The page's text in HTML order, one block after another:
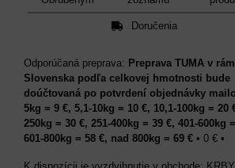
Doručenia
Preprava TUMA v
Slovenska podľa celkovej hmotnosti bude
doúčtovaná po potvrdení objednávky
5kg = 9 €, 5,1-10kg = 10 €, 10,1-100kg = 20
250kg = 30 €, 251-400kg = 39 €, 401-600kg
601-800kg = 58 €, nad 800kg = 69 € • 0 € •